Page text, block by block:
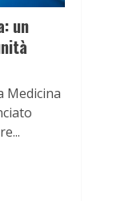
un
Medicina